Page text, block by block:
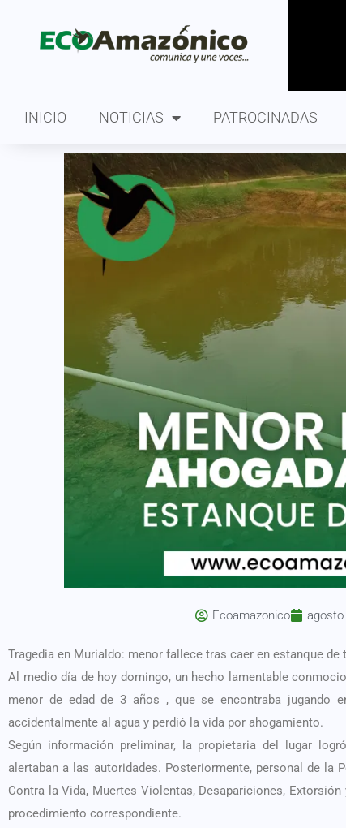
INICIO NOTICIAS PATROCINADAS
Ecoamazonico agosto
Tragedia en Murialdo: menor fallece tras caer en estanque de
Al medio día de hoy domingo, un hecho lamentable
menor de edad de 3 años , que se encontraba jugando
accidentalmente al agua y perdió la vida por ahogamiento.
Según información preliminar, la propietaria del lugar
alertaban a las autoridades. Posteriormente, personal de
Contra la Vida, Muertes Violentas, Desapariciones,
procedimiento correspondiente.